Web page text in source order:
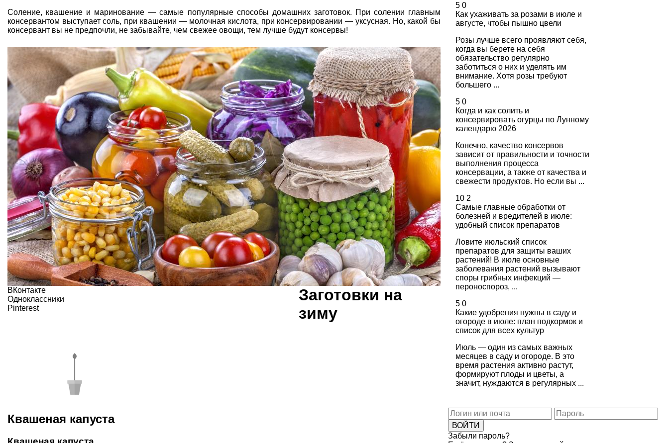
Соление, квашение и маринование — самые популярные способы домашних заготовок. При солении главным
консервантом выступает соль, при квашении — молочная кислота, при консервировании — уксусная. Но, какой бы
консервант вы не предпочли, не забывайте, чем свежее овощи, тем лучше будут консервы!
ВКонтакте
Одноклассники
Pinterest
Заготовки на
зиму
Квашеная капуста
5 0
Как ухаживать за розами в июле и
августе, чтобы пышно цвели
Розы лучше всего проявляют себя,
когда вы берете на себя
обязательство регулярно
заботиться о них и уделять им
внимание. Хотя розы требуют
большего ...
5 0
Когда и как солить и
консервировать огурцы по Лунному
календарю 2026
Конечно, качество консервов
зависит от правильности и точности
выполнения процесса
консервации, а также от качества и
свежести продуктов. Но если вы ...
10 2
Самые главные обработки от
болезней и вредителей в июле:
удобный список препаратов
Ловите июльский список
препаратов для защиты ваших
растений! В июле основные
заболевания растений вызывают
споры грибных инфекций —
пероноспороз, ...
5 0
Какие удобрения нужны в саду и
огороде в июле: план подкормок и
список для всех культур
Июль — один из самых важных
месяцев в саду и огороде. В это
время растения активно растут,
формируют плоды и цветы, а
значит, нуждаются в регулярных ...
Забыли пароль?